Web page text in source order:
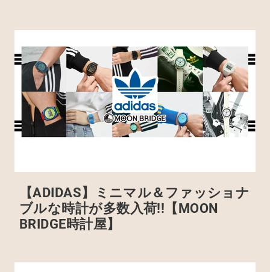
【ADIDAS】ミニマル＆ファッショナ
ブルな時計が多数入荷!!【MOON
BRIDGE時計屋】